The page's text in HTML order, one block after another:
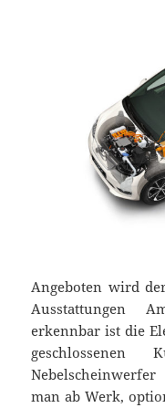
Angeboten wird
Ausstattungen
erkennbar ist die
geschlossenen
man ab Werk,